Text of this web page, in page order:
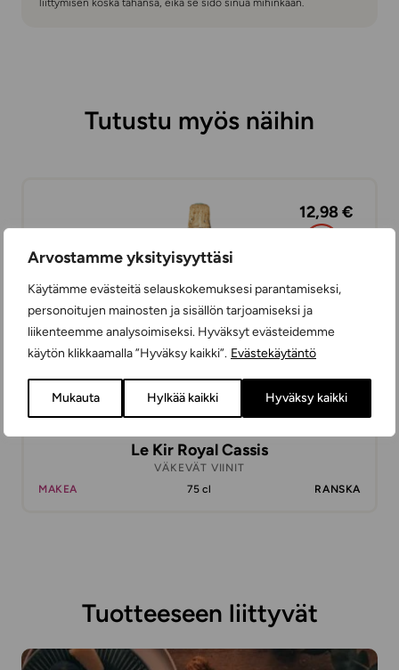
Arvostamme yksityisyyttäsi
Käytämme evästeitä selauskokemuksesi parantamiseksi,
personoitujen mainosten ja sisällön tarjoamiseksi ja
liikenteemme analysoimiseksi. Hyväksyt evästeidemme
käytön klikkaamalla ”Hyväksy kaikki”. Evästekäytäntö
Mukauta Hylkää kaikki Hyväksy kaikki
liittymisen koska tahansa, eikä se sido sinua mihinkään.
Tutustu myös näihin
12,98 €
Le Kir Royal Cassis
VÄKEVÄT VIINIT
MAKEA
75 cl RANSKA
Tuotteeseen liittyvät